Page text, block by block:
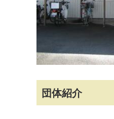
団体紹介
マイメディア検索